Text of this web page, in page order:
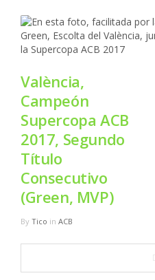
FEB
FIBA
FORMACIÓN
NBA
MULTIMEDIA
València,
Campeón
Supercopa ACB
2017, Segundo
Título
Consecutivo
(Green, MVP)
By Tico in ACB